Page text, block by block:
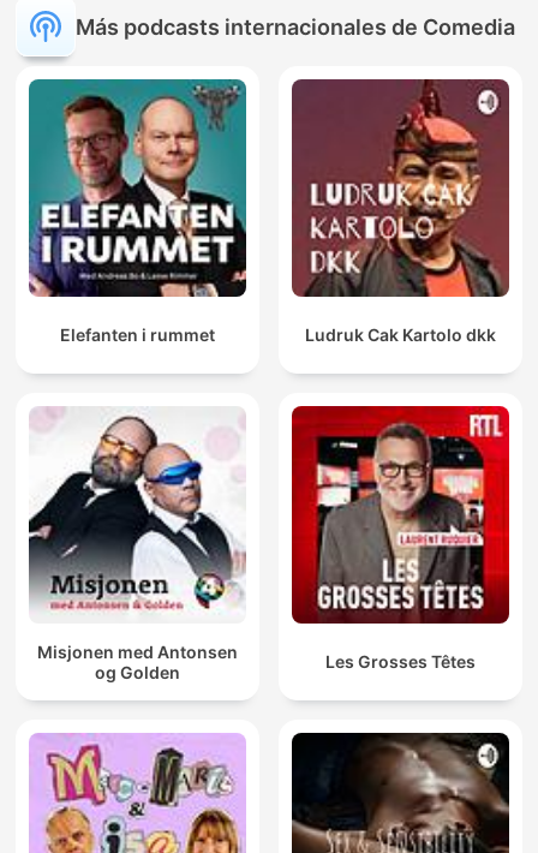
Más podcasts internacionales de Comedia
Elefanten i rummet Ludruk Cak Kartolo dkk
Misjonen med Antonsen
og Golden
Les Grosses Têtes